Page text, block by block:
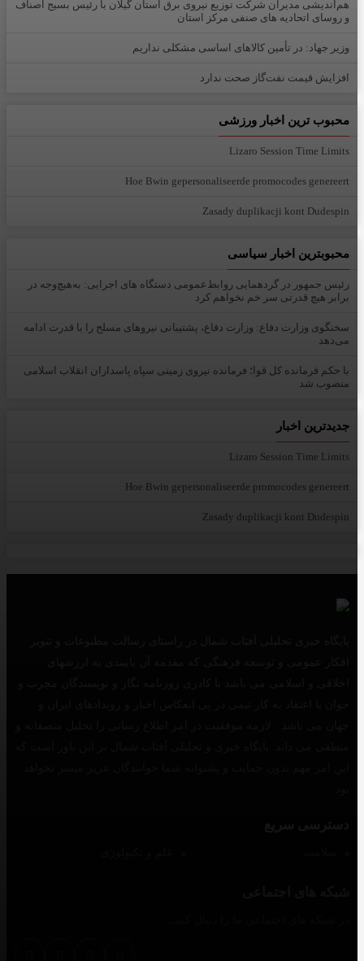
هم‌اندیشی مدیران شركت توزیع نیروی برق استان گیلان با رئیس بسیج اصناف
و روسای اتحادیه های صنفی مركز استان
وزیر جهاد: در تأمین کالاهای اساسی مشکلی نداریم
افزایش قیمت نفت‌گاز صحت ندارد
محبوب ترین اخبار ورزشی
Lizaro Session Time Limits
Hoe Bwin gepersonaliseerde promocodes genereert
Zasady duplikacji kont Dudespin
محبوبترین اخبار سیاسی
رئیس جمهور در گردهمایی روابط‌عمومی دستگاه های اجرایی: به‌هیچ‌وجه در
برابر هیچ قدرتی سر خم نخواهم کرد
سخنگوی وزارت دفاع: وزارت دفاع، پشتیبانی نیرو‌های مسلح را با قدرت ادامه
می‌دهد
با حکم فرمانده کل قوا؛ فرمانده نیروی زمینی سپاه پاسداران انقلاب اسلامی
منصوب شد
جدیدترین اخبار
Lizaro Session Time Limits
Hoe Bwin gepersonaliseerde promocodes genereert
Zasady duplikacji kont Dudespin